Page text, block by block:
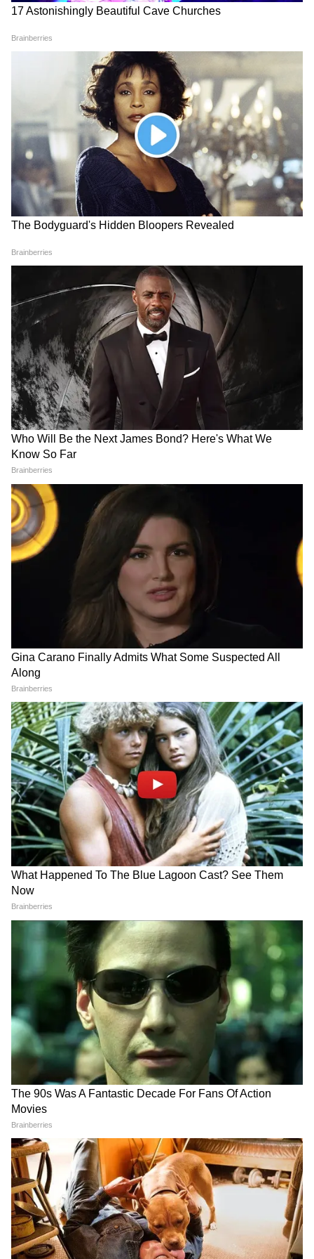
Weather Forecast 4 August
2026: दिल्ली-NCR से महाराष्ट्र तक
बरसेंगे बादल, इन राज्यों में गरज-
चमक के साथ तेज बारिश
Weather Forecast 3 August
2026: दिल्ली-NCR से यूपी तक
बारिश का कहर, सोमवार के लिए
IMD ने जारी किया बड़ा अलर्ट
LATEST VIDEOS
Rahul Gandhi से मिलीं CJP Protest में
लाठी खाने वाली Muskaan, Delhi Police से
दाग दिया ये सवाल!
CJP के अंदर हो गई कलह, Abhijeet Dipke
के ही खिलाफ हो गए कई लोग!